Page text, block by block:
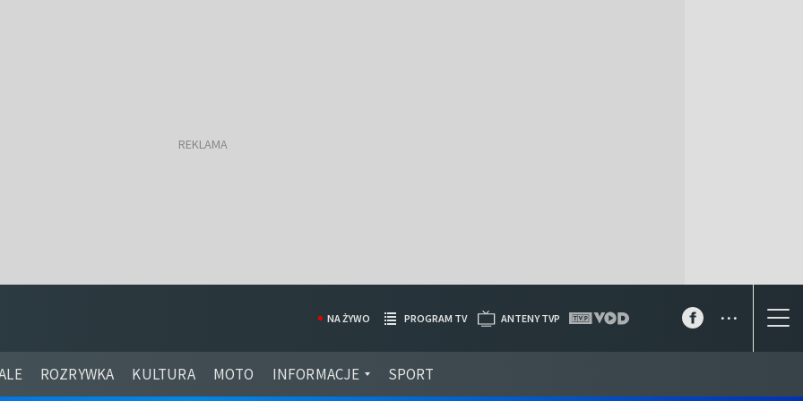
ROZRYWKA KULTURA MOTO INFORMACJE SPORT
NA ŻYWO PROGRAM TV ANTENY TVP ...